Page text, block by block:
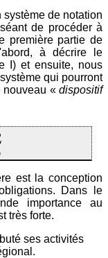
de notation
de procéder à
première partie de
à décrire le
I) et ensuite, nous
qui pourront
nouveau « dispositif
est la conception
Dans le
importance au
très forte.
ses activités